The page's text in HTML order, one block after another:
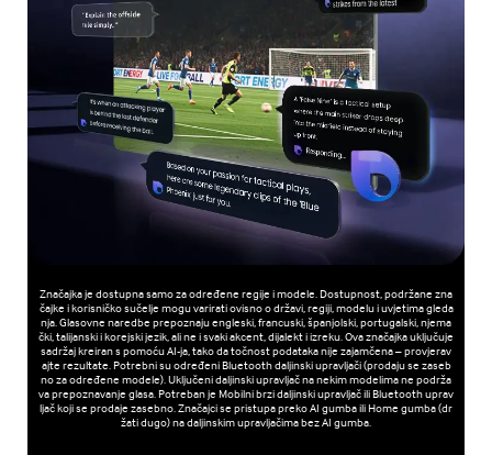
Značajka je dostupna samo za određene regije i modele. Dostupnost, podržane zna
čajke i korisničko sučelje mogu varirati ovisno o državi, regiji, modelu i uvjetima gleda
nja. Glasovne naredbe prepoznaju engleski, francuski, španjolski, portugalski, njema
čki, talijanski i korejski jezik, ali ne i svaki akcent, dijalekt i izreku. Ova značajka uključuje
sadržaj kreiran s pomoću AI-ja, tako da točnost podataka nije zajamčena – provjerav
ajte rezultate. Potrebni su određeni Bluetooth daljinski upravljači (prodaju se zaseb
no za određene modele). Uključeni daljinski upravljač na nekim modelima ne podrža
va prepoznavanje glasa. Potreban je Mobilni brzi daljinski upravljač ili Bluetooth uprav
ljač koji se prodaje zasebno. Značajci se pristupa preko AI gumba ili Home gumba (dr
žati dugo) na daljinskim upravljačima bez AI gumba.